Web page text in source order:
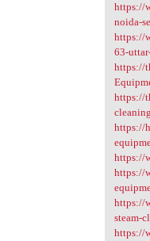
https://
noida-
https://
63-
https://
https://
https://
https://
https://
https://
steam-
https://